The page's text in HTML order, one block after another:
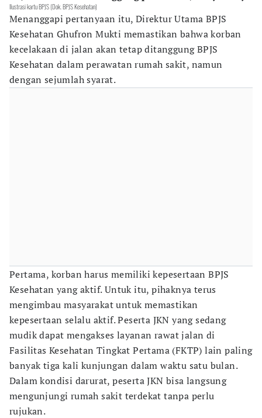
Ilustrasi kartu BPJS (Dok. BPJS Kesehatan)
Menanggapi pertanyaan itu, Direktur Utama BPJS
Kesehatan Ghufron Mukti memastikan bahwa korban
kecelakaan di jalan akan tetap ditanggung BPJS
Kesehatan dalam perawatan rumah sakit, namun
dengan sejumlah syarat.
Pertama, korban harus memiliki kepesertaan BPJS
Kesehatan yang aktif. Untuk itu, pihaknya terus
mengimbau masyarakat untuk memastikan
kepesertaan selalu aktif. Peserta JKN yang sedang
mudik dapat mengakses layanan rawat jalan di
Fasilitas Kesehatan Tingkat Pertama (FKTP) lain paling
banyak tiga kali kunjungan dalam waktu satu bulan.
Dalam kondisi darurat, peserta JKN bisa langsung
mengunjungi rumah sakit terdekat tanpa perlu
rujukan.